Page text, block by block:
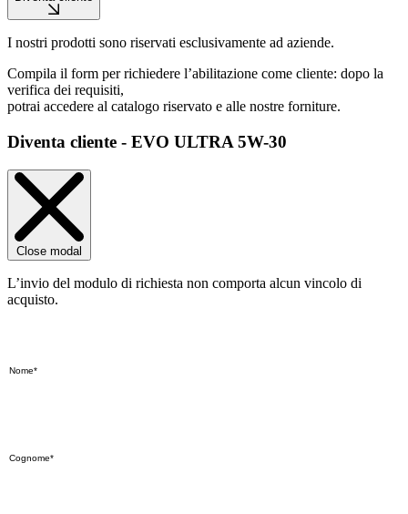
I nostri prodotti sono riservati esclusivamente ad aziende.
Compila il form per richiedere l’abilitazione come cliente: dopo la
verifica dei requisiti,
potrai accedere al catalogo riservato e alle nostre forniture.
Diventa cliente - EVO ULTRA 5W-30
Close modal
L’invio del modulo di richiesta non comporta alcun vincolo di
acquisto.